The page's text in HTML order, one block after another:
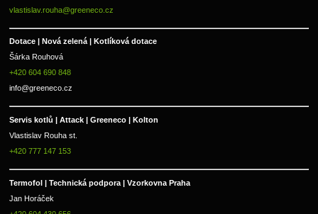
vlastislav.rouha@greeneco.cz
Dotace | Nová zelená | Kotlíková dotace
Šárka Rouhová
+420 604 690 848
info@greeneco.cz
Servis kotlů | Attack | Greeneco | Kolton
Vlastislav Rouha st.
+420 777 147 153
Termofol | Technická podpora | Vzorkovna Praha
Jan Horáček